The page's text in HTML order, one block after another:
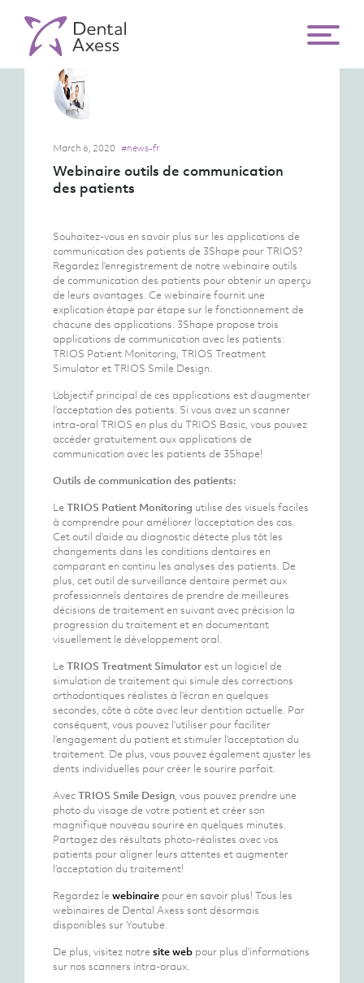
March 6, 2020 #news-fr
Webinaire outils de communication
des patients
Souhaitez-vous en savoir plus sur les applications de
communication des patients de 3Shape pour TRIOS?
Regardez l’enregistrement de notre webinaire outils
de communication des patients pour obtenir un aperçu
de leurs avantages. Ce webinaire fournit une
explication étape par étape sur le fonctionnement de
chacune des applications. 3Shape propose trois
applications de communication avec les patients:
TRIOS Patient Monitoring, TRIOS Treatment
Simulator et TRIOS Smile Design.
L’objectif principal de ces applications est d’augmenter
l’acceptation des patients. Si vous avez un scanner
intra-oral TRIOS en plus du TRIOS Basic, vous pouvez
accéder gratuitement aux applications de
communication avec les patients de 3Shape!
Outils de communication des patients:
Le TRIOS Patient Monitoring utilise des visuels faciles
à comprendre pour améliorer l’acceptation des cas.
Cet outil d’aide au diagnostic détecte plus tôt les
changements dans les conditions dentaires en
comparant en continu les analyses des patients. De
plus, cet outil de surveillance dentaire permet aux
professionnels dentaires de prendre de meilleures
décisions de traitement en suivant avec précision la
progression du traitement et en documentant
visuellement le développement oral.
Le TRIOS Treatment Simulatorest un logiciel de
simulation de traitement qui simule des corrections
orthodontiques réalistes à l’écran en quelques
secondes, côte à côte avec leur dentition actuelle. Par
conséquent, vous pouvez l’utiliser pour faciliter
l’engagement du patient et stimuler l’acceptation du
traitement. De plus, vous pouvez également ajuster les
dents individuelles pour créer le sourire parfait.
AvecTRIOS Smile Design, vous pouvez prendre une
photo du visage de votre patient et créer son
magnifique nouveau sourire en quelques minutes.
Partagez des résultats photo-réalistes avec vos
patients pour aligner leurs attentes et augmenter
l’acceptation du traitement!
Regardez le webinaire pour en savoir plus! Tous les
webinaires de Dental Axess sont désormais
disponibles sur Youtube.
De plus, visitez notre site web pour plus d’informations
sur nos scanners intra-oraux.